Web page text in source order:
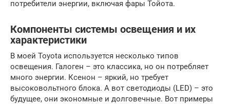
потребители энергии, включая фары Тойота.
Компоненты системы освещения и их
характеристики
В моей Toyota используется несколько типов
освещения. Галоген – это классика, но он потребляет
много энергии. Ксенон – яркий, но требует
высоковольтного блока. А вот светодиоды (LED) – это
будущее, они экономные и долговечные. Вот примеры